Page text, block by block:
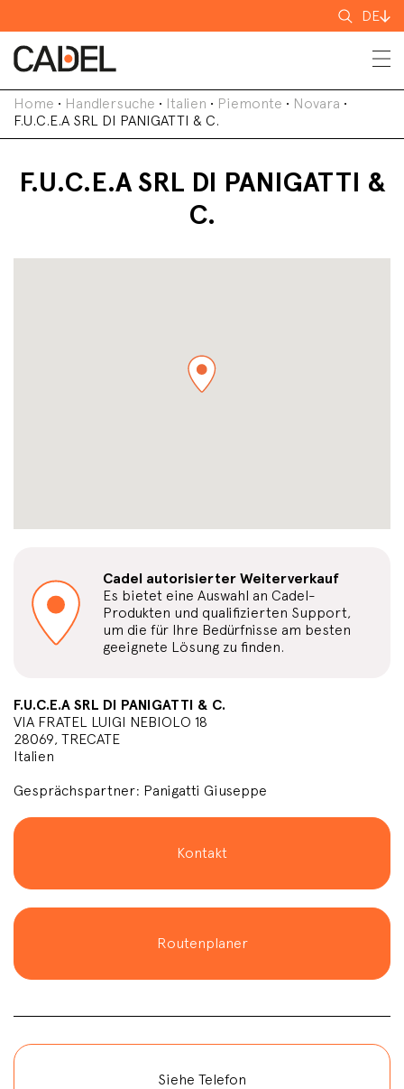
Suchen
nach
DE
Home • Handlersuche • Italien • Piemonte • Novara •
F.U.C.E.A SRL DI PANIGATTI & C.
F.U.C.E.A SRL DI PANIGATTI &
C.
Cadel autorisierter Weiterverkauf
Es bietet eine Auswahl an Cadel-
Produkten und qualifizierten Support,
um die für Ihre Bedürfnisse am besten
geeignete Lösung zu finden.
F.U.C.E.A SRL DI PANIGATTI & C.
VIA FRATEL LUIGI NEBIOLO 18
28069, TRECATE
Italien
Gesprächspartner: Panigatti Giuseppe
Kontakt
Routenplaner
Siehe Telefon